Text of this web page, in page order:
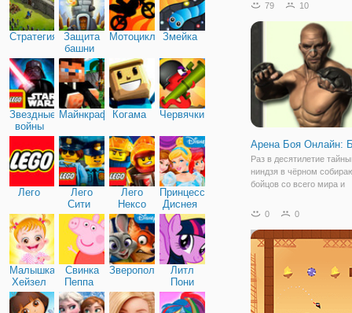
Стратегия
Защита
башни
МотоциклыЗмейка
Звездные
войны
МайнкрафтКогама Червячки
Лего
Лего
Сити
Лего
Нексо
Найтс
Принцессы
Диснея
Малышка
Хейзел
Свинка
Пеппа
Зверополис
Литл
Пони
Дружба
лучшую репутацию в
79 10
Арена Боя Онлайн:
Раз в десятилетие
ниндзя в чёрном
бойцов со всего мира и
испытания и
лучший боец! "Арена
Боец 3Д"
0 0